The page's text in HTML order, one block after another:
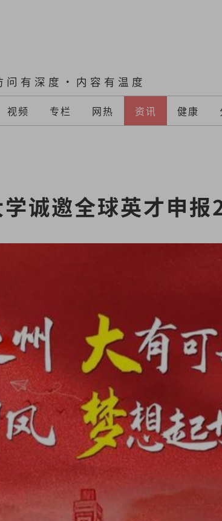
问有深度·内容有温度
视频 专栏 网热 资讯 健康
诚邀全球英才申